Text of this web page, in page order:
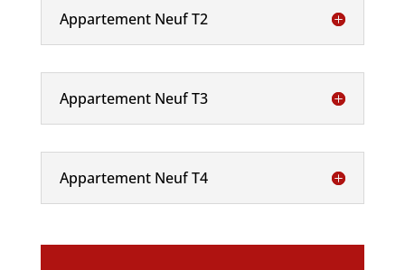
Appartement Neuf T2
Appartement Neuf T3
Appartement Neuf T4